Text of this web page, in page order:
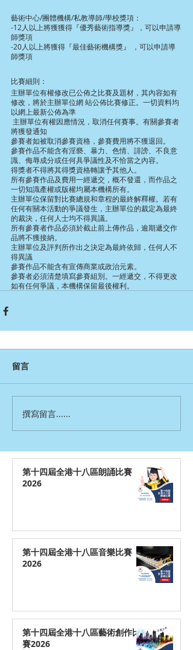
藝術中心/團體機構/私教導師/學校獎項：
-12人以上將獲獲得『優秀藝術指導獎』，可以申請導
師獎項
-20人以上將獲得『最佳藝術機構獎』 ，可以申請導
師獎項
比賽細則：
主辦單位有權修改已公佈之比賽及題材，其內容如有
修改，將於主辦單位網 站公佈比賽修正。一切資料均
以網上最新公佈為準
將獲發通知
參賽者如被取消參賽資格，參賽費用將不獲退回。
參賽作品不能含有淫褻、暴力、色情、誹謗、不良意
識、侮辱成分或任何具爭議性及不恰當之內容。
得獎者不得將其得獎資格轉讓予其他人。
所有參賽作品及費用一經遞交，概不發還，而作品之
一切知識產權或版權均屬本機構所有。
主辦單位保留對比賽總規和章程的最終解釋權。若有
任何有關本活動的爭議發生，主辦單位的裁定為最終
的裁決，任何人士均不得異議。
所有參賽者作品必須於截止前上傳作品，逾期遞交作
品將不獲接納。
主辦單位及評判所作出之決定為最終依歸，任何人不
得異議
參賽作品不能含有宣傳商業或政治元素。
參賽者必須清楚填寫參賽組別。一經遞交，不得更改
如有任何爭議，本機構保留最後權利。
留言
撰寫留言......
第十四屆全港十八區朗誦比賽
2026
第十四屆全港十八區音樂比賽
2026
第十四屆全港十八區藝術創作比
賽2026